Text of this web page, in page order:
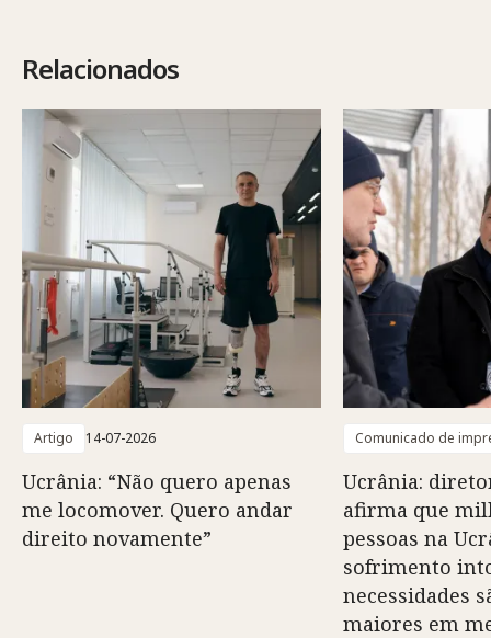
Relacionados
Artigo 14-07-2026
Ucrânia: “Não quero apenas
me locomover. Quero andar
direito novamente”
Comunicado de
Ucrânia:
afirma que
pessoas na
sofrimento
necessidades
maiores em